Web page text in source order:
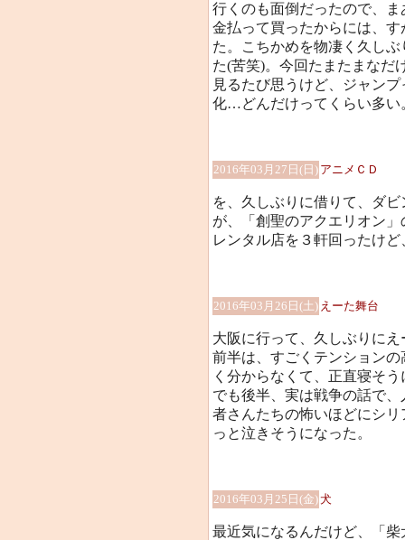
行くのも面倒だったので、
金払って買ったからには、
た。こちかめを物凄く久し
た(苦笑)。今回たまたまなだ
見るたび思うけど、ジャン
化…どんだけってくらい多い
2016年03月27日(日) アニメＣＤ
を、久しぶりに借りて、ダビ
が、「創聖のアクエリオン
レンタル店を３軒回ったけ
2016年03月26日(土) えーた舞台
大阪に行って、久しぶりに
前半は、すごくテンション
く分からなくて、正直寝そ
でも後半、実は戦争の話で
者さんたちの怖いほどにシ
っと泣きそうになった。
2016年03月25日(金)犬
最近気になるんだけど、「